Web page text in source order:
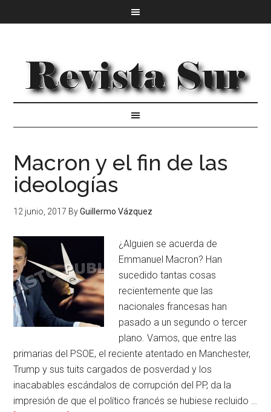
Macron y el fin de las
ideologías
12 junio, 2017 ByGuillermo Vázquez
¿Alguien se acuerda de
Emmanuel Macron? Han
sucedido tantas cosas
recientemente que las
nacionales francesas han
pasado a un segundo o tercer
plano. Vamos, que entre las
primarias del PSOE, el reciente atentado en Manchester,
Trump y sus tuits cargados de posverdad y los
inacabables escándalos de corrupción del PP, da la
impresión de que el político francés se hubiese recluido …